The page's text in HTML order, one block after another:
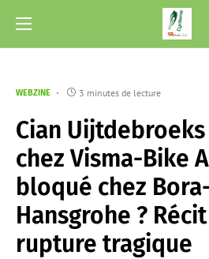
WEBZINE 3 minutes de lecture
Cian
chez Visma-Bike
bloqué chez
Hansgrohe ?
rupture tragique